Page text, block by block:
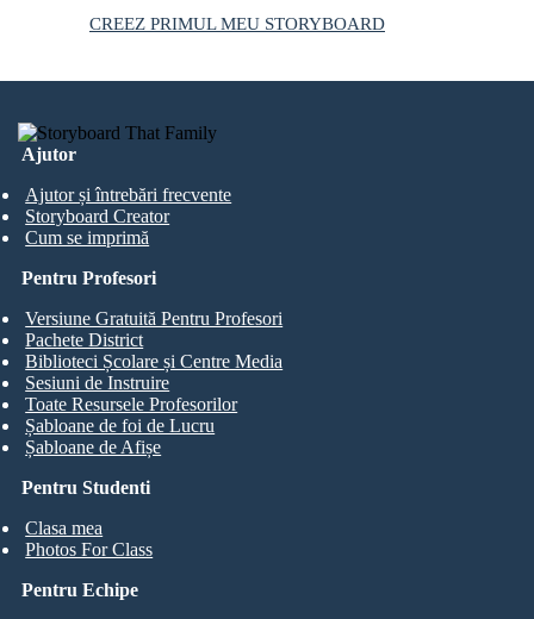
CREEZ PRIMUL MEU STORYBOARD
Ajutor
Ajutor și întrebări frecvente
Storyboard Creator
Cum se imprimă
Pentru Studenti
Clasa mea
Photos For Class
Pentru Profesori
Versiune Gratuită Pentru Profesori
Pachete District
Biblioteci Școlare și Centre Media
Sesiuni de Instruire
Toate Resursele Profesorilor
Șabloane de foi de Lucru
Șabloane de Afișe
Pentru Echipe